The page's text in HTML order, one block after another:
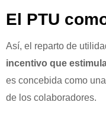
El PTU
Así, el reparto de
incentivo que
es concebida como
de los colaboradores.